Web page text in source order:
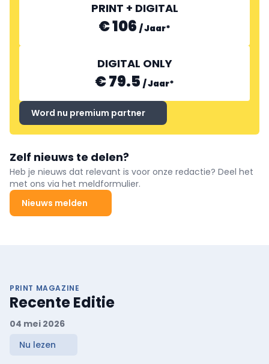
PRINT + DIGITAL
€ 106 /Jaar*
DIGITAL ONLY
€ 79.5 /Jaar*
Word nu premium partner
Zelf nieuws te delen?
Heb je nieuws dat relevant is voor onze redactie? Deel het
met ons via het meldformulier.
Nieuws melden
PRINT MAGAZINE
Recente Editie
04 mei 2026
Nu lezen